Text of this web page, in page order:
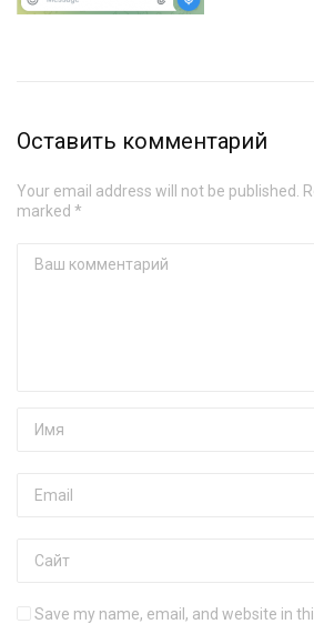
Оставить комментарий
Your email address will not be published.
marked *
Save my name, email, and website in